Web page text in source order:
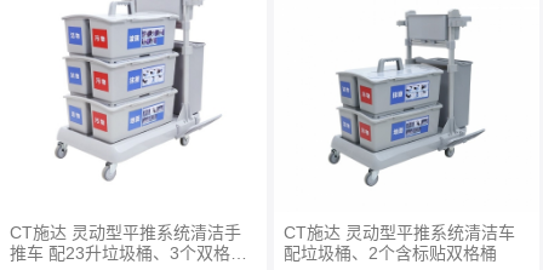
CT施达 灵动型平推系统清洁手
推车 配23升垃圾桶、3个双格桶
CT施达 灵动型平推系统清洁车
配垃圾桶、2个含标贴双格桶